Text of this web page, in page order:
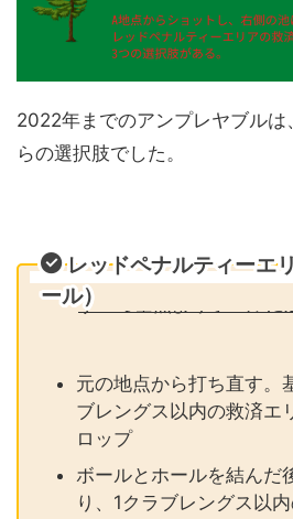
2022年までのアンプレヤブルは、
らの選択肢でした。
レッドペナルティーエ
ール）すべて基点よりホールに
元の地点から打ち直す。
ブレングス以内の救済エ
ロップ
ボールとホールを結んだ
り、1クラブレングス以